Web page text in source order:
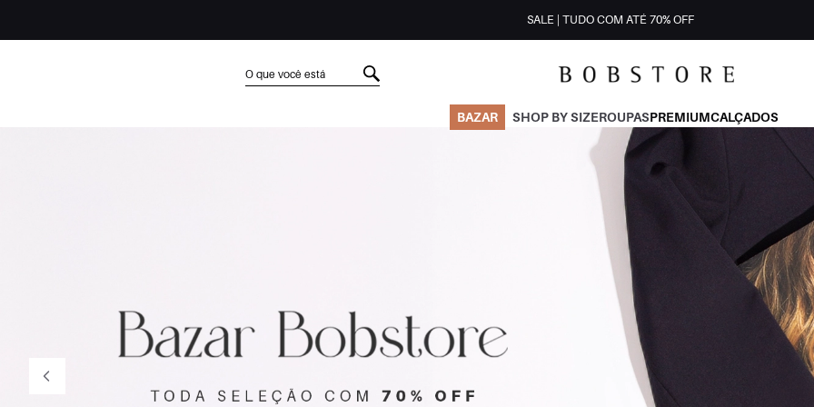
SALE | TUDO COM ATÉ 70% OFF
BAZAR SHOP BY SIZEROUPASPREMIUMCALÇADOS